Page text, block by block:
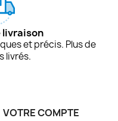
livraison
et précis. Plus de
livrés.
VOTRE COMPTE